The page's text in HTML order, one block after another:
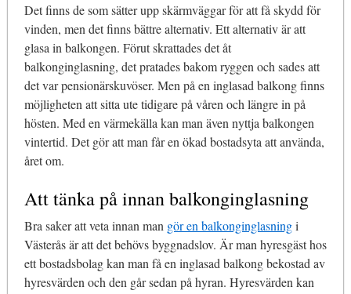
Det finns de som sätter upp skärmväggar för att få skydd för
vinden, men det finns bättre alternativ. Ett alternativ är att
glasa in balkongen. Förut skrattades det åt
balkonginglasning, det pratades bakom ryggen och sades att
det var pensionärskuvöser. Men på en inglasad balkong finns
möjligheten att sitta ute tidigare på våren och längre in på
hösten. Med en värmekälla kan man även nyttja balkongen
vintertid. Det gör att man får en ökad bostadsyta att använda,
året om.
Att tänka på innan balkonginglasning
Bra saker att veta innan man gör en balkonginglasningi
Västerås är att det behövs byggnadslov. Är man hyresgäst hos
ett bostadsbolag kan man få en inglasad balkong bekostad av
hyresvärden och den går sedan på hyran. Hyresvärden kan